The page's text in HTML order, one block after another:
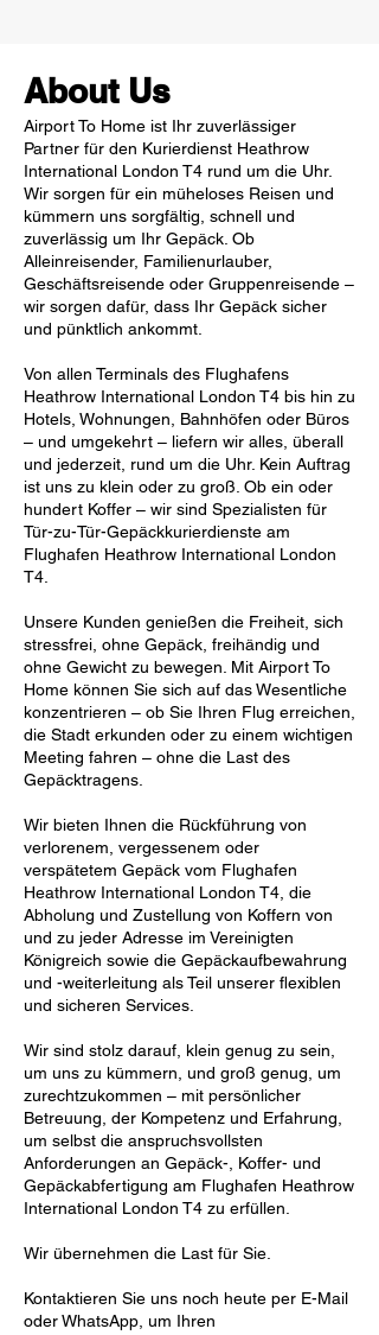
About Us
Airport To Home ist Ihr zuverlässiger
Partner für den Kurierdienst Heathrow
International London T4 rund um die Uhr.
Wir sorgen für ein müheloses Reisen und
kümmern uns sorgfältig, schnell und
zuverlässig um Ihr Gepäck. Ob
Alleinreisender, Familienurlauber,
Geschäftsreisende oder Gruppenreisende –
wir sorgen dafür, dass Ihr Gepäck sicher
und pünktlich ankommt.
Von allen Terminals des Flughafens
Heathrow International London T4 bis hin zu
Hotels, Wohnungen, Bahnhöfen oder Büros
– und umgekehrt – liefern wir alles, überall
und jederzeit, rund um die Uhr. Kein Auftrag
ist uns zu klein oder zu groß. Ob ein oder
hundert Koffer – wir sind Spezialisten für
Tür-zu-Tür-Gepäckkurierdienste am
Flughafen Heathrow International London
T4.
Unsere Kunden genießen die Freiheit, sich
stressfrei, ohne Gepäck, freihändig und
ohne Gewicht zu bewegen. Mit Airport To
Home können Sie sich auf das Wesentliche
konzentrieren – ob Sie Ihren Flug erreichen,
die Stadt erkunden oder zu einem wichtigen
Meeting fahren – ohne die Last des
Gepäcktragens.
Wir bieten Ihnen die Rückführung von
verlorenem, vergessenem oder
verspätetem Gepäck vom Flughafen
Heathrow International London T4, die
Abholung und Zustellung von Koffern von
und zu jeder Adresse im Vereinigten
Königreich sowie die Gepäckaufbewahrung
und -weiterleitung als Teil unserer flexiblen
und sicheren Services.
Wir sind stolz darauf, klein genug zu sein,
um uns zu kümmern, und groß genug, um
zurechtzukommen – mit persönlicher
Betreuung, der Kompetenz und Erfahrung,
um selbst die anspruchsvollsten
Anforderungen an Gepäck-, Koffer- und
Gepäckabfertigung am Flughafen Heathrow
International London T4 zu erfüllen.
Wir übernehmen die Last für Sie.
Kontaktieren Sie uns noch heute per E-Mail
oder WhatsApp, um Ihren